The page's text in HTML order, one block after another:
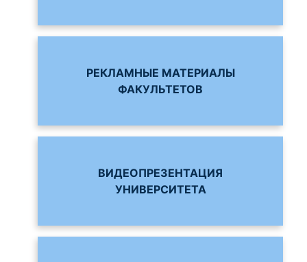
РЕКЛАМНЫЕ МАТЕРИАЛЫ
ФАКУЛЬТЕТОВ
ВИДЕОПРЕЗЕНТАЦИЯ
УНИВЕРСИТЕТА